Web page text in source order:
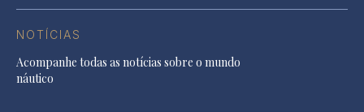
NOTÍCIAS
Acompanhe todas as notícias sobre o mundo
náutico